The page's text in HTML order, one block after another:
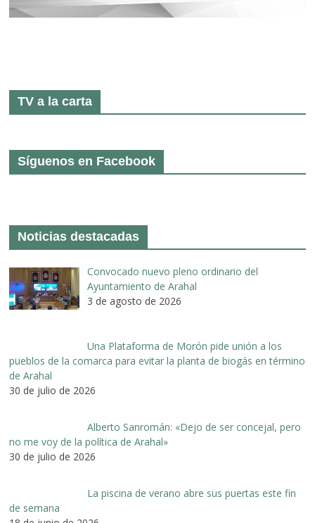
TV a la carta
Síguenos en Facebook
Noticias destacadas
Convocado nuevo pleno ordinario del
Ayuntamiento de Arahal
3 de agosto de 2026
Una Plataforma de Morón pide unión a los
pueblos de la comarca para evitar la planta de biogás en término
de Arahal
30 de julio de 2026
Alberto Sanromán: «Dejo de ser concejal, pero
no me voy de la política de Arahal»
30 de julio de 2026
La piscina de verano abre sus puertas este fin
de semana